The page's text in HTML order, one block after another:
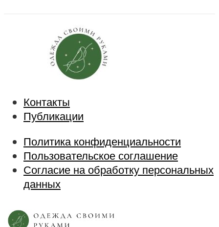
Контакты
Публикации
Политика конфиденциальности
Пользовательское соглашение
Согласие на обработку персональных
данных